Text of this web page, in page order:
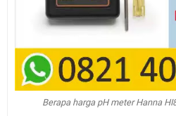
Berapa harga pH meter Hanna